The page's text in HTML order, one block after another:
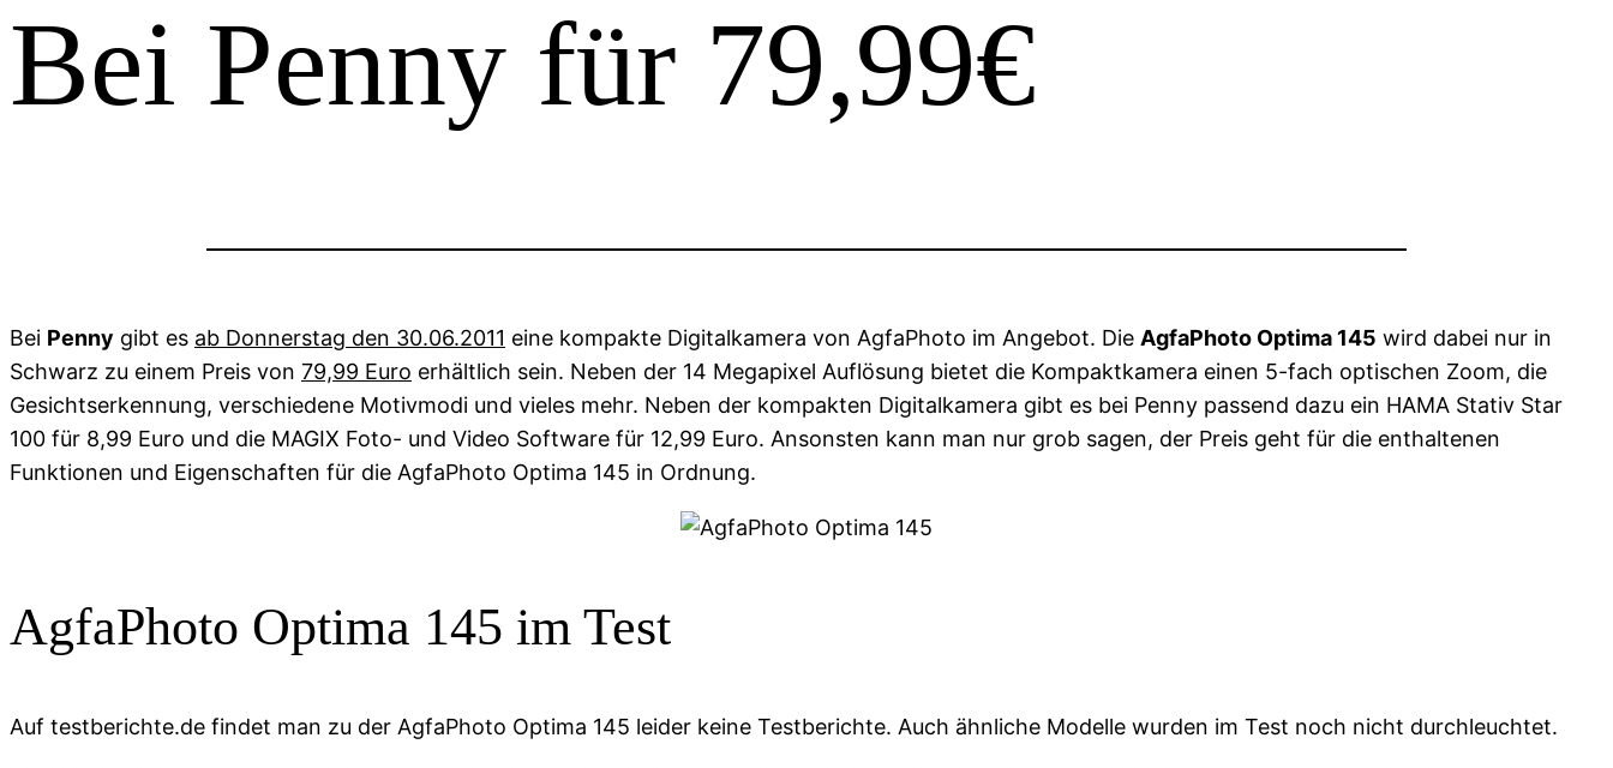
Bei Penny für 79,99€
Bei Penny gibt es ab Donnerstag den 30.06.2011 eine kompakte Digitalkamera von AgfaPhoto im Angebot. Die AgfaPhoto Optima 145 wird dabei nur in
Schwarz zu einem Preis von 79,99 Euro erhältlich sein. Neben der 14 Megapixel Auflösung bietet die Kompaktkamera einen 5-fach optischen Zoom, die
Gesichtserkennung, verschiedene Motivmodi und vieles mehr. Neben der kompakten Digitalkamera gibt es bei Penny passend dazu ein HAMA Stativ Star
100 für 8,99 Euro und die MAGIX Foto- und Video Software für 12,99 Euro. Ansonsten kann man nur grob sagen, der Preis geht für die enthaltenen
Funktionen und Eigenschaften für die AgfaPhoto Optima 145 in Ordnung.
AgfaPhoto Optima 145 im Test
Auf testberichte.de findet man zu der AgfaPhoto Optima 145 leider keine Testberichte. Auch ähnliche Modelle wurden im Test noch nicht durchleuchtet.